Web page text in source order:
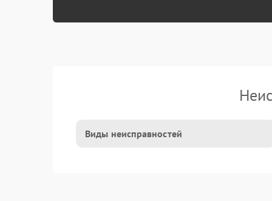
Виды неисправностей